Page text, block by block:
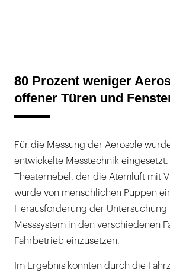
80 Prozent weniger
offener Türen und
Für die Messung der Aerosole
entwickelte Messtechnik
Theaternebel, der die Atemluft mit
wurde von menschlichen Puppen
Herausforderung der Untersuchung
Messsystem in den verschiedenen
Fahrbetrieb einzusetzen.
Im Ergebnis konnten durch die